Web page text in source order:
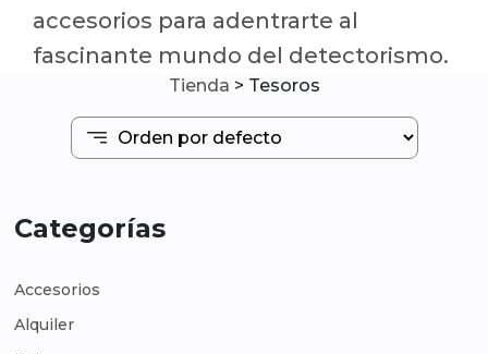
accesorios para adentrarte al
fascinante mundo del detectorismo.
Tienda > Tesoros
Categorías
Accesorios
Alquiler